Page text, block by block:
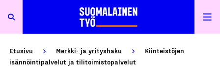
Etusivu Merkki- ja yrityshaku
Kiinteistöjen
isännöintipalvelut ja tilitoimistopalvelut